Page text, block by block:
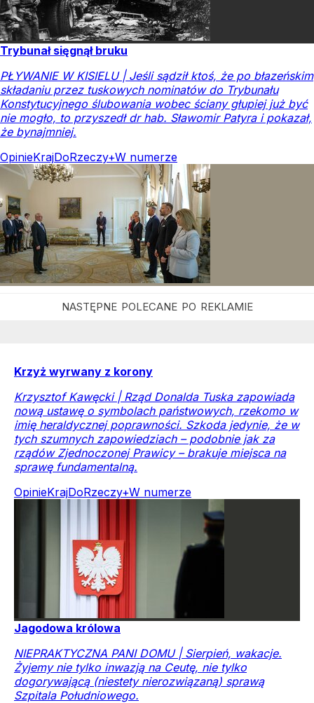
Trybunał sięgnął bruku
PŁYWANIE W KISIELU | Jeśli sądził ktoś, że po błazeńskim
składaniu przez tuskowych nominatów do Trybunału
Konstytucyjnego ślubowania wobec ściany głupiej już być
nie mogło, to przyszedł dr hab. Sławomir Patyra i pokazał,
że bynajmniej.
OpinieKrajDoRzeczy+W numerze
Krzyż wyrwany z korony
Krzysztof Kawęcki | Rząd Donalda Tuska zapowiada
nową ustawę o symbolach państwowych, rzekomo w
imię heraldycznej poprawności. Szkoda jedynie, że w
tych szumnych zapowiedziach – podobnie jak za
rządów Zjednoczonej Prawicy – brakuje miejsca na
sprawę fundamentalną.
OpinieKrajDoRzeczy+W numerze
Jagodowa królowa
NIEPRAKTYCZNA PANI DOMU | Sierpień, wakacje.
Żyjemy nie tylko inwazją na Ceutę, nie tylko
dogorywającą (niestety nierozwiązaną) sprawą
Szpitala Południowego.